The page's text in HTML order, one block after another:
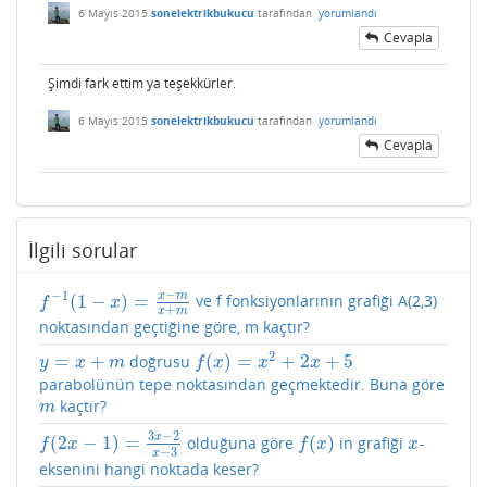
6 Mayıs 2015 sonelektrikbukucu tarafından yorumlandı
Cevapla
Şimdi fark ettim ya teşekkürler.
6 Mayıs 2015 sonelektrikbukucu tarafından yorumlandı
Cevapla
İlgili sorular
f −1(1 − x) = x−m
x+m
f−1(1−x )= x−m x+ m
ve f fonksiyonlarının grafiği A(2,3)
noktasından geçtiğine göre, m kaçtır?
y = x + m
y= x+ m doğrusu f(x) = x2 + 2x + 5
f(x)=x 2+2x+ 5
parabolünün tepe noktasından geçmektedir. Buna göre
m
m kaçtır?
f(2x − 1) = 3x−2
x−3
f(2x−1 )= 3x− 2x− 3 olduğuna göre f(x)
f(x) in grafiğix
x-
eksenini hangi noktada keser?